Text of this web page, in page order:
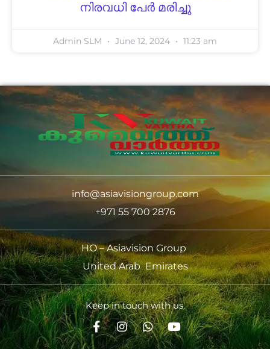
നിരവധി പേർ മരിച്ചു
Admin SLM June 12, 2024 11:23 am
info@asiavisiongroup.com
+971 55 700 2876
HO – Asiavision Group
United Arab Emirates
Keep in touch with us.